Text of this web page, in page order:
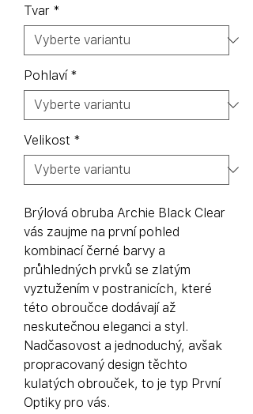
Tvar *
Pohlaví *
Velikost *
Brýlová obruba Archie Black Clear
vás zaujme na první pohled
kombinací černé barvy a
průhledných prvků se zlatým
vyztužením v postranicích, které
této obroučce dodávají až
neskutečnou eleganci a styl.
Nadčasovost a jednoduchý, avšak
propracovaný design těchto
kulatých obrouček, to je typ První
Optiky pro vás.